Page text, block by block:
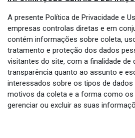
A presente Política de Privacidade e
empresas controlas diretas e em
contém informações sobre coleta,
tratamento e proteção dos dados
visitantes do site, com a finalidade de
transparência quanto ao assunto e
interessados sobre os tipos de
motivos da coleta e a forma como os
gerenciar ou excluir as suas